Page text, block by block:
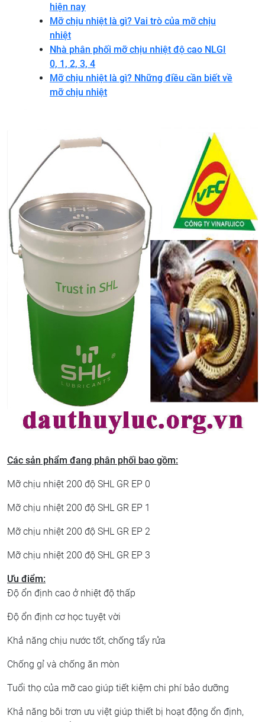
hiện nay
Mỡ chịu nhiệt là gì? Vai trò của mỡ chịu
nhiệt
Nhà phân phối mỡ chịu nhiệt độ cao NLGI
0, 1, 2, 3, 4
Mỡ chịu nhiệt là gì? Những điều cần biết về
mỡ chịu nhiệt
Các sản phẩm đang phân phối bao gồm:
Mỡ chịu nhiệt 200 độ SHL GR EP 0
Mỡ chịu nhiệt 200 độ SHL GR EP 1
Mỡ chịu nhiệt 200 độ SHL GR EP 2
Mỡ chịu nhiệt 200 độ SHL GR EP 3
Ưu điểm:
Độ ổn định cao ở nhiệt độ thấp
Độ ổn định cơ học tuyệt vời
Khả năng chịu nước tốt, chống tẩy rửa
Chống gỉ và chống ăn mòn
Tuổi thọ của mỡ cao giúp tiết kiệm chi phí bảo dưỡng
Khả năng bôi trơn ưu việt giúp thiết bị hoạt động ổn định,